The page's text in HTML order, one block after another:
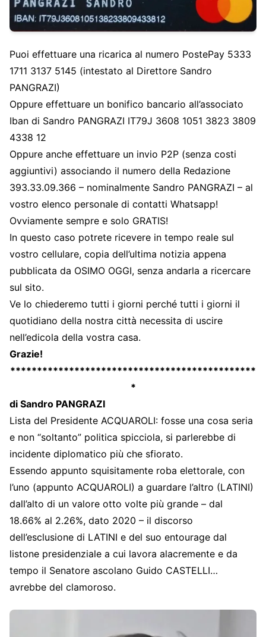
Puoi effettuare una ricarica al numero PostePay 5333
1711 3137 5145 (intestato al Direttore Sandro
PANGRAZI)
Oppure effettuare un bonifico bancario all’associato
Iban di Sandro PANGRAZI IT79J 3608 1051 3823 3809
4338 12
Oppure anche effettuare un invio P2P (senza costi
aggiuntivi) associando il numero della Redazione
393.33.09.366 – nominalmente Sandro PANGRAZI – al
vostro elenco personale di contatti Whatsapp!
Ovviamente sempre e solo GRATIS!
In questo caso potrete ricevere in tempo reale sul
vostro cellulare, copia dell’ultima notizia appena
pubblicata da OSIMO OGGI, senza andarla a ricercare
sul sito.
Ve lo chiederemo tutti i giorni perché tutti i giorni il
quotidiano della nostra città necessita di uscire
nell’edicola della vostra casa.
Grazie!
**********************************************
*
di Sandro PANGRAZI
Lista del Presidente ACQUAROLI: fosse una cosa seria
e non “soltanto” politica spicciola, si parlerebbe di
incidente diplomatico più che sfiorato.
Essendo appunto squisitamente roba elettorale, con
l’uno (appunto ACQUAROLI) a guardare l’altro (LATINI)
dall’alto di un valore otto volte più grande – dal
18.66% al 2.26%, dato 2020 – il discorso
dell’esclusione di LATINI e del suo entourage dal
listone presidenziale a cui lavora alacremente e da
tempo il Senatore ascolano Guido CASTELLI…
avrebbe del clamoroso.